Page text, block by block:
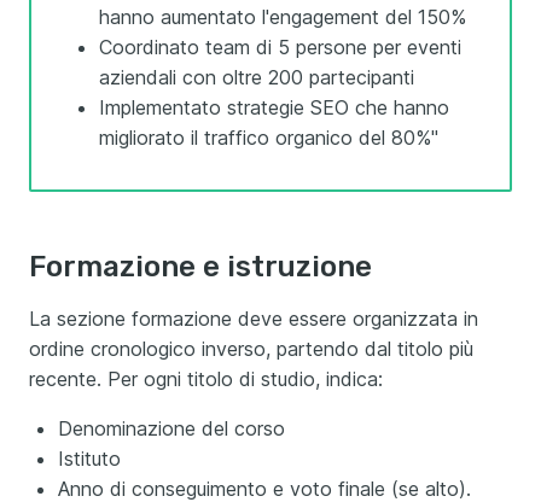
hanno aumentato l'engagement del 150%
Coordinato team di 5 persone per eventi
aziendali con oltre 200 partecipanti
Implementato strategie SEO che hanno
migliorato il traffico organico del 80%"
Formazione e istruzione
La sezione formazione deve essere organizzata in
ordine cronologico inverso, partendo dal titolo più
recente. Per ogni titolo di studio, indica:
Denominazione del corso
Istituto
Anno di conseguimento e voto finale (se alto).